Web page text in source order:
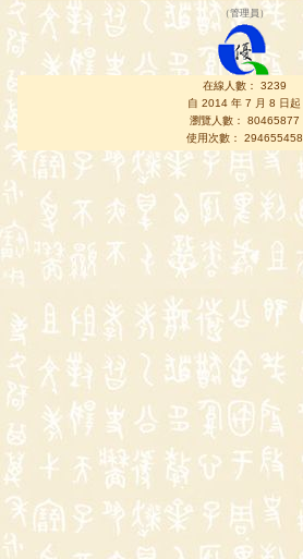
（管理員 ）
在線人數： 3239
自 2014 年 7 月 8 日起
瀏覽人數： 80465877
使用次數： 294655458